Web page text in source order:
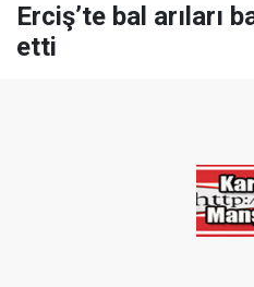
Erciş’te bal arıları
etti